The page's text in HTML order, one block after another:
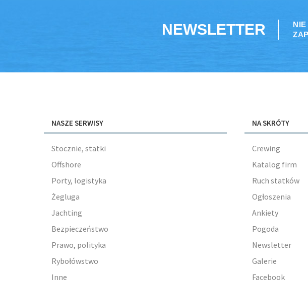
NEWSLETTER
NASZE SERWISY
Stocznie, statki
Offshore
Porty, logistyka
Żegluga
Jachting
Bezpieczeństwo
Prawo, polityka
Rybołówstwo
Inne
NA SKRÓTY
Crewing
Katalog firm
Ruch statków
Ogłoszenia
Ankiety
Pogoda
Newsletter
Galerie
Facebook